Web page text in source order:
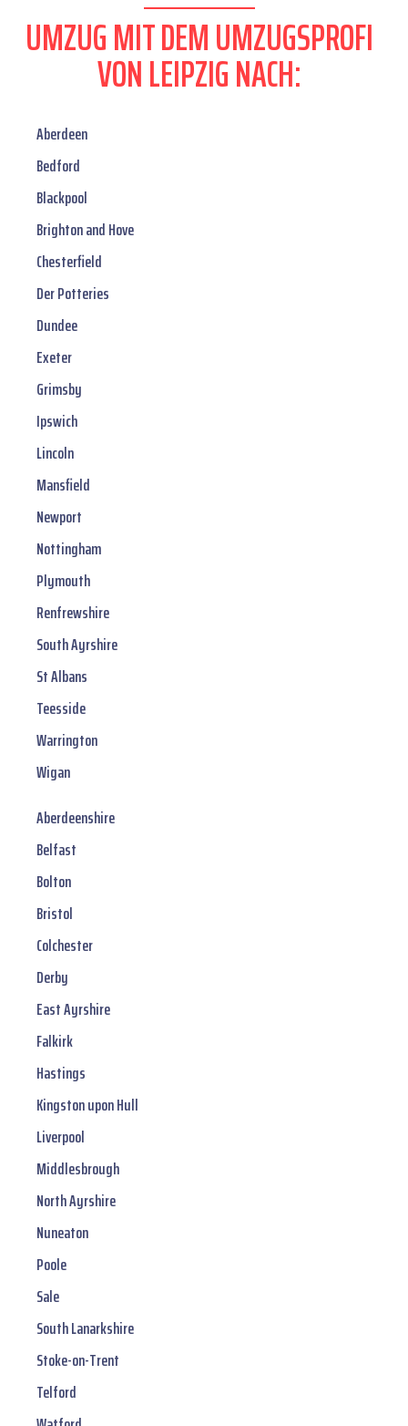
UMZUG MIT DEM UMZUGSPROFI
VON LEIPZIG NACH:
Aberdeen
Bedford
Blackpool
Brighton and Hove
Chesterfield
Der Potteries
Dundee
Exeter
Grimsby
Ipswich
Lincoln
Mansfield
Newport
Nottingham
Plymouth
Renfrewshire
South Ayrshire
St Albans
Teesside
Warrington
Wigan
Aberdeenshire
Belfast
Bolton
Bristol
Colchester
Derby
East Ayrshire
Falkirk
Hastings
Kingston upon Hull
Liverpool
Middlesbrough
North Ayrshire
Nuneaton
Poole
Sale
South Lanarkshire
Stoke-on-Trent
Telford